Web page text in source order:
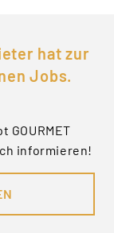
hat zur
Jobs.
GOURMET
informieren!